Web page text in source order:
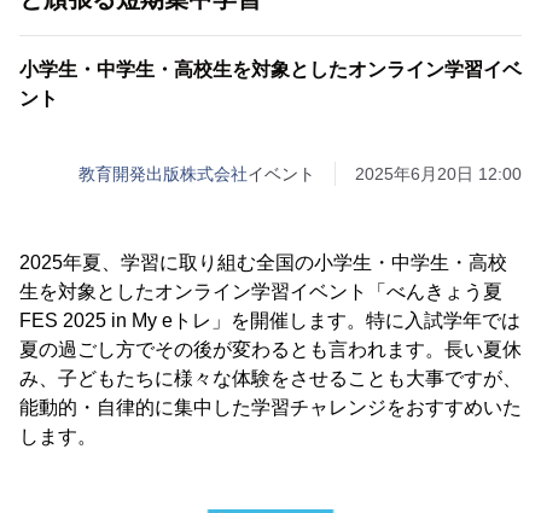
小学生・中学生・高校生を対象としたオンライン学習イベ
ント
教育開発出版株式会社イベント 2025年6月20日 12:00
2025年夏、学習に取り組む全国の小学生・中学生・高校
生を対象としたオンライン学習イベント「べんきょう夏
FES 2025 in My eトレ」を開催します。特に入試学年では
夏の過ごし方でその後が変わるとも言われます。長い夏休
み、子どもたちに様々な体験をさせることも大事ですが、
能動的・自律的に集中した学習チャレンジをおすすめいた
します。